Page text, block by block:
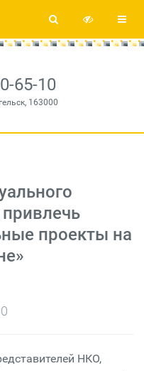
65-10
163000
проекты на
НКО,